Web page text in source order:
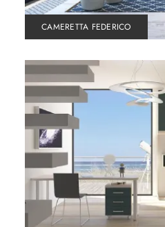
CAMERETTA FEDERICO